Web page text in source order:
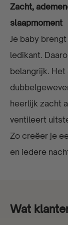
Zacht,
slaapmoment
Je baby
ledikant.
belangrijk. Het
heerlijk zacht
ventileert
Zo creëer je
en iedere
Wat